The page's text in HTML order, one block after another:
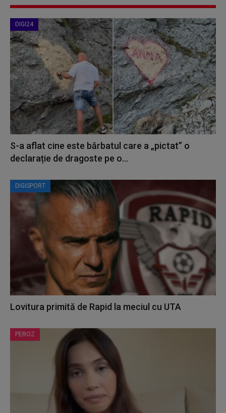
DIGI24
S-a aflat cine este bărbatul care a „pictat” o
declarație de dragoste pe o...
DIGISPORT
Lovitura primită de Rapid la meciul cu UTA
PEROZ